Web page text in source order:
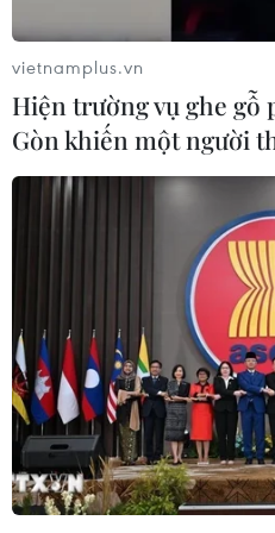
Sang-sik cần giành ngôi
06/08/2026 11:05
Nhận định Việt Nam vs
'Phù thủy Kim' sẽ xoay
đường dài?
HLV Kim Sang-sik: 'Tuyển
hướng tới chiến thắng để
đầu bảng'
06/08/2026 07:25
Chủ tịch Liên đoàn Bóng
chịu sức ép chưa từng có
vietnamplus.vn
Hiện trường vụ ghe gỗ
Gòn khiến một người